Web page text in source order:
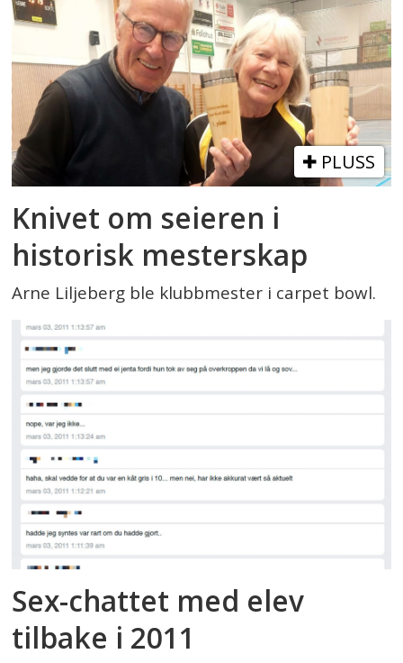
PLUSS
Knivet om seieren i
historisk mesterskap
Arne Liljeberg ble klubbmester i carpet bowl.
Sex-chattet med elev
tilbake i 2011